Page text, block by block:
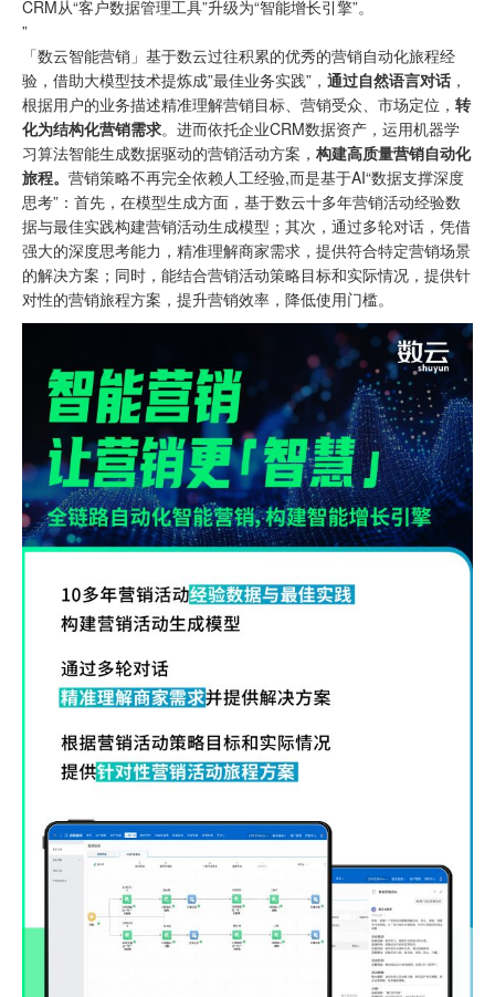
CRM从“客户数据管理工具”升级为“智能增长引擎”。
”
「数云智能营销」基于数云过往积累的优秀的营销自动化旅程经
验，借助大模型技术提炼成”最佳业务实践”， 通过自然语言对话 ，
根据用户的业务描述精准理解营销目标、营销受众、市场定位， 转
化为结构化营销需求。进而依托企业CRM数据资产，运用机器学
习算法智能生成数据驱动的营销活动方案， 构建高质量营销自动化
旅程。 营销策略不再完全依赖人工经验,而是基于AI“数据支撑深度
思考”：首先，在模型生成方面，基于数云十多年营销活动经验数
据与最佳实践构建营销活动生成模型；其次，通过多轮对话，凭借
强大的深度思考能力，精准理解商家需求，提供符合特定营销场景
的解决方案；同时，能结合营销活动策略目标和实际情况，提供针
对性的营销旅程方案，提升营销效率，降低使用门槛。